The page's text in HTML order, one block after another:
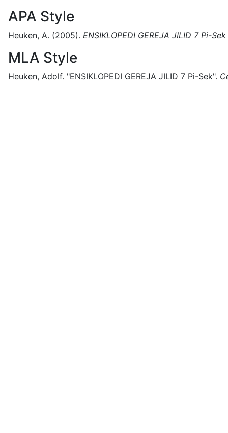
APA Style
Heuken, A. (2005). ENSIKLOPEDI GEREJA JILID 7 Pi-Sek
MLA Style
Heuken, Adolf. "ENSIKLOPEDI GEREJA JILID 7 Pi-Sek".